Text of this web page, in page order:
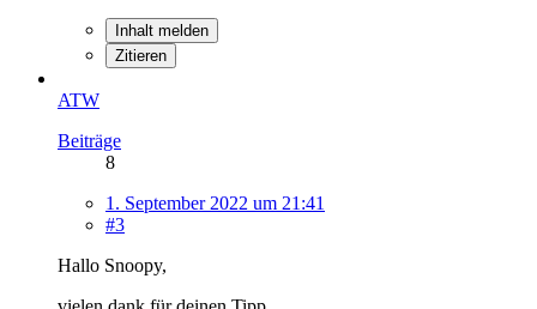
Inhalt melden
Zitieren
ATW
Beiträge
8
1. September 2022 um 21:41
#3
Hallo Snoopy,